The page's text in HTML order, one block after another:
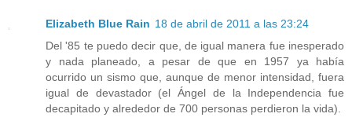
Elizabeth Blue Rain 18 de abril de 2011 a las 23:24
Del '85 te puedo decir que, de igual manera fue inesperado
y nada planeado, a pesar de que en 1957 ya había
ocurrido un sismo que, aunque de menor intensidad, fuera
igual de devastador (el Ángel de la Independencia fue
decapitado y alrededor de 700 personas perdieron la vida).